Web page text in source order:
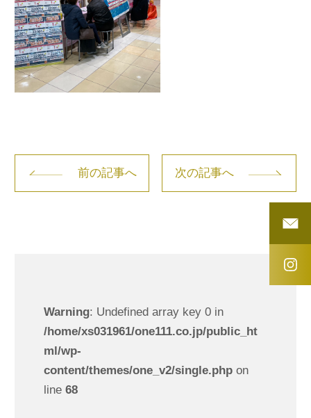
前の記事へ 次の記事へ
Warning: Undefined array key 0 in
/home/xs031961/one111.co.jp/public_ht
ml/wp-
content/themes/one_v2/single.phpon
line 68